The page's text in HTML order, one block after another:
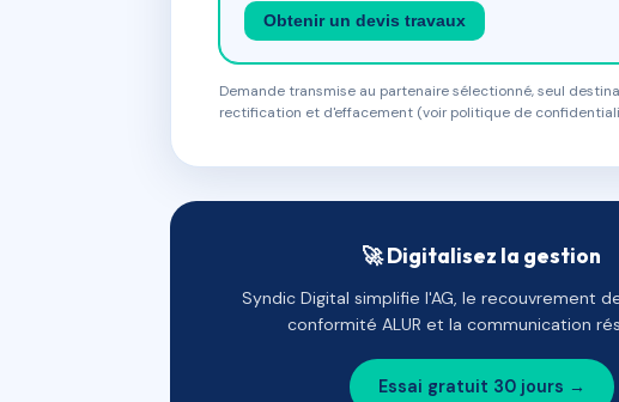
Obtenir un devis travaux
Demande transmise au partenaire sélectionné, seul
rectification et d'effacement (voir politique de
🚀 Digitalisez la gestion
Syndic Digital simplifie l'AG, le recouvrement
conformité ALUR et la communication
Essai gratuit 30 jours →